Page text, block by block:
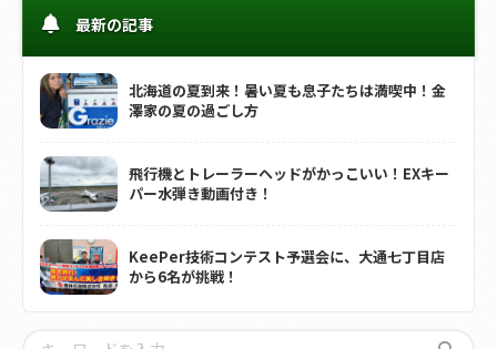
最新の記事
北海道の夏到来！暑い夏も息子たちは満喫中！金
澤家の夏の過ごし方
飛行機とトレーラーヘッドがかっこいい！EXキー
パー水弾き動画付き！
KeePer技術コンテスト予選会に、大通七丁目店
から6名が挑戦！